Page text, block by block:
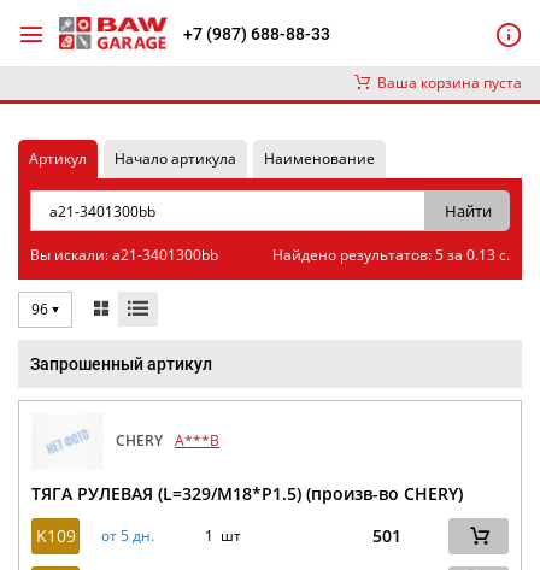
+7 (987) 688-88-33
Ваша корзина пуста
Артикул Начало артикула Наименование
Вы искали: a21-3401300bb Найдено результатов: 5 за 0.13 с.
96
Запрошенный артикул
CHERY A***B
ТЯГА РУЛЕВАЯ (L=329/M18*P1.5) (произв-во CHERY)
K109
от 5 дн. 1 шт 501